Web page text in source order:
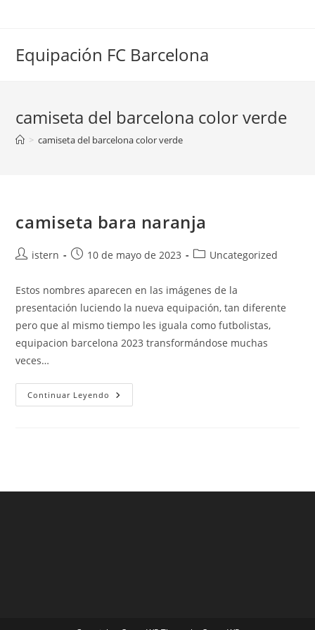
Equipación FC Barcelona
camiseta del barcelona color verde
> camiseta del barcelona color verde
camiseta bara naranja
Autor
la
entrada:
istern
Publicación
entrada:
10 de mayo de 2023
Categoría
entrada:
Uncategorized
Estos nombres aparecen en las imágenes de la
presentación luciendo la nueva equipación, tan diferente
pero que al mismo tiempo les iguala como futbolistas,
equipacion barcelona 2023 transformándose muchas
veces…
Continuar Leyendo Camiseta
Bara